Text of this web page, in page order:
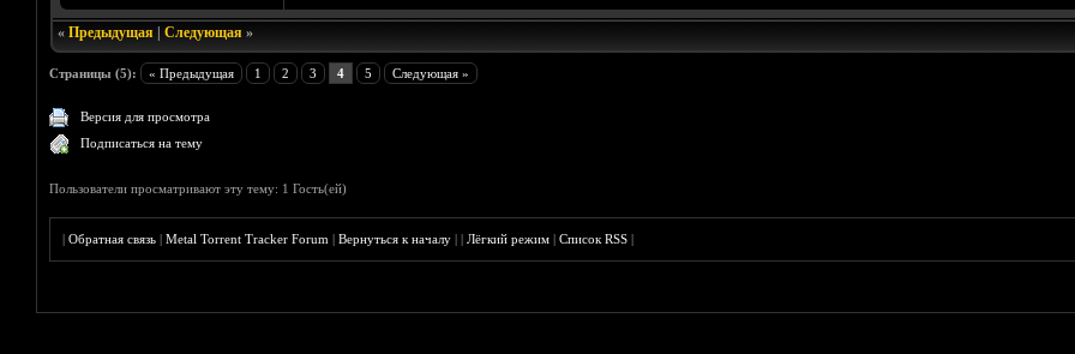
« Предыдущая| Следующая»
Страницы (5): « Предыдущая 1 2 3 4 5 Следующая »
Версия для просмотра
Подписаться на тему
Пользователи просматривают эту тему: 1 Гость(ей)
|Обратная связь |Metal Torrent Tracker Forum |Вернуться к началу ||Лёгкий режим |Список RSS |